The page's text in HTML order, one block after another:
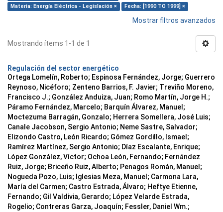
Materia: Energía Eléctrica - Legislación ×
Fecha: [1990 TO 1999] ×
Mostrar filtros avanzados
Mostrando ítems 1-1 de 1
Regulación del sector energético
Ortega Lomelín, Roberto; Espinosa Fernández, Jorge; Guerrero
Reynoso, Nicéforo; Zenteno Barrios, F. Javier; Treviño Moreno,
Francisco J.; González Anduiza, Juan; Romo Martín, Jorge H.;
Páramo Fernández, Marcelo; Barquín Álvarez, Manuel;
Moctezuma Barragán, Gonzalo; Herrera Somellera, José Luis;
Canale Jacobson, Sergio Antonio; Neme Sastre, Salvador;
Elizondo Castro, León Ricardo; Gómez Gordillo, Ismael;
Ramírez Martínez, Sergio Antonio; Díaz Escalante, Enrique;
López González, Víctor; Ochoa León, Fernando; Fernández
Ruiz, Jorge; Briceño Ruiz, Alberto; Penagos Román, Manuel;
Nogueda Pozo, Luis; Iglesias Meza, Manuel; Carmona Lara,
María del Carmen; Castro Estrada, Álvaro; Heftye Etienne,
Fernando; Gil Valdivia, Gerardo; López Velarde Estrada,
Rogelio; Contreras Garza, Joaquín; Fessler, Daniel Wm.;